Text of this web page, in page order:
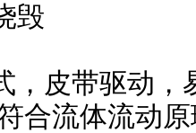
毁
，皮带驱动
合流体流动